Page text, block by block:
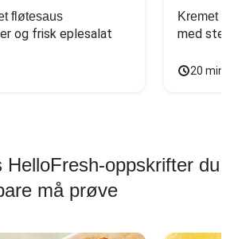
fløtesaus
og frisk eplesalat
Kremet
med
20
HelloFresh-oppskrifter du
må prøve